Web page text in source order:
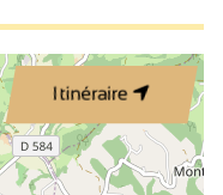
Itinéraire